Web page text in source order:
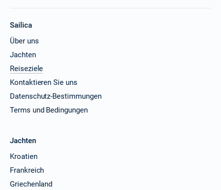
Sailica
Über uns
Jachten
Reiseziele
Kontaktieren Sie uns
Datenschutz-Bestimmungen
Terms und Bedingungen
Jachten
Kroatien
Frankreich
Griechenland